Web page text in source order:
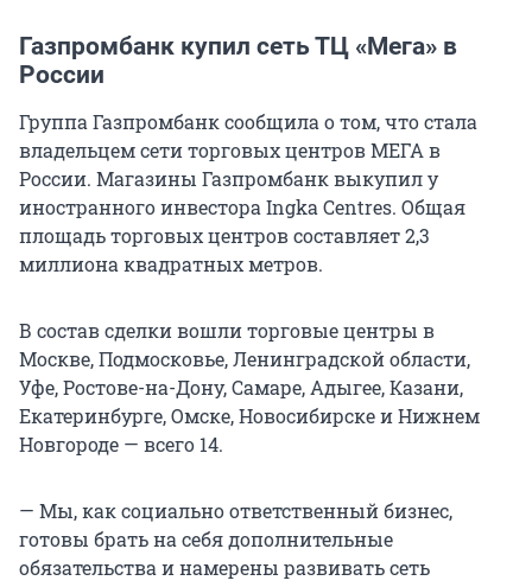
Газпромбанк купил сеть ТЦ «Мега» в
России
Группа Газпромбанк сообщила о том, что стала
владельцем сети торговых центров МЕГА в
России. Магазины Газпромбанк выкупил у
иностранного инвестора Ingka Centres. Общая
площадь торговых центров составляет 2,3
миллиона квадратных метров.
В состав сделки вошли торговые центры в
Москве, Подмосковье, Ленинградской области,
Уфе, Ростове-на-Дону, Самаре, Адыгее, Казани,
Екатеринбурге, Омске, Новосибирске и Нижнем
Новгороде — всего 14.
— Мы, как социально ответственный бизнес,
готовы брать на себя дополнительные
обязательства и намерены развивать сеть